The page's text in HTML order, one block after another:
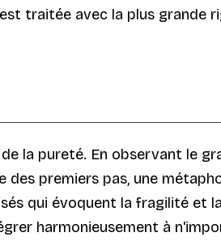
traitée avec la plus grande
la pureté. En observant le
premiers pas, une
qui évoquent la fragilité et
harmonieusement à